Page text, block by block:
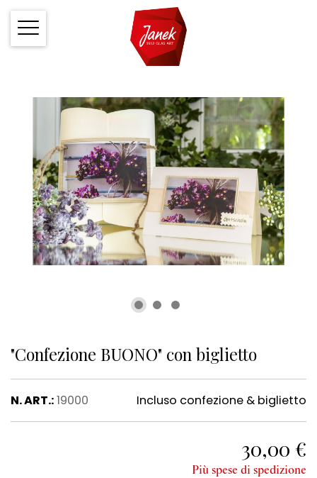
"Confezione BUONO" con biglietto
N. ART.:19000 Incluso confezione & biglietto
30,00 €
Più spese di spedizione